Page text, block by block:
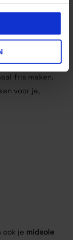
de
naar De
fris maken.
voor je,
ook je midsole